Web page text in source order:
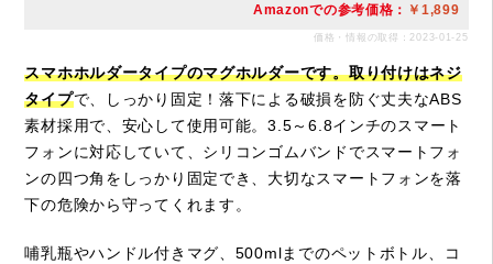
Amazonでの参考価格： ￥1,899
価格・情報の取得：2023-01-25
スマホホルダータイプのマグホルダーです。取り付けはネジ
タイプで、しっかり固定！落下による破損を防ぐ丈夫なABS
素材採用で、安心して使用可能。3.5～6.8インチのスマート
フォンに対応していて、シリコンゴムバンドでスマートフォ
ンの四つ角をしっかり固定でき、大切なスマートフォンを落
下の危険から守ってくれます。
哺乳瓶やハンドル付きマグ、500mlまでのペットボトル、コ